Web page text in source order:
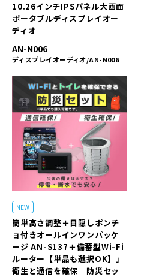
10.26インチIPSパネル大画面
ポータブルディスプレイオー
ディオ
AN-N006
ディスプレイオーディオ/AN-N006
NEW
簡単高さ調整＋目隠しポンチ
ョ付きオールインワンパッケ
ージ AN-S137＋備蓄型Wi-Fi
ルーター【単品も選択OK】」
衛生と通信を確保 防災セッ